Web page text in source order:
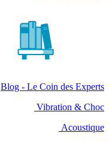
Blog - Le Coin des Experts
Vibration & Choc
Acoustique